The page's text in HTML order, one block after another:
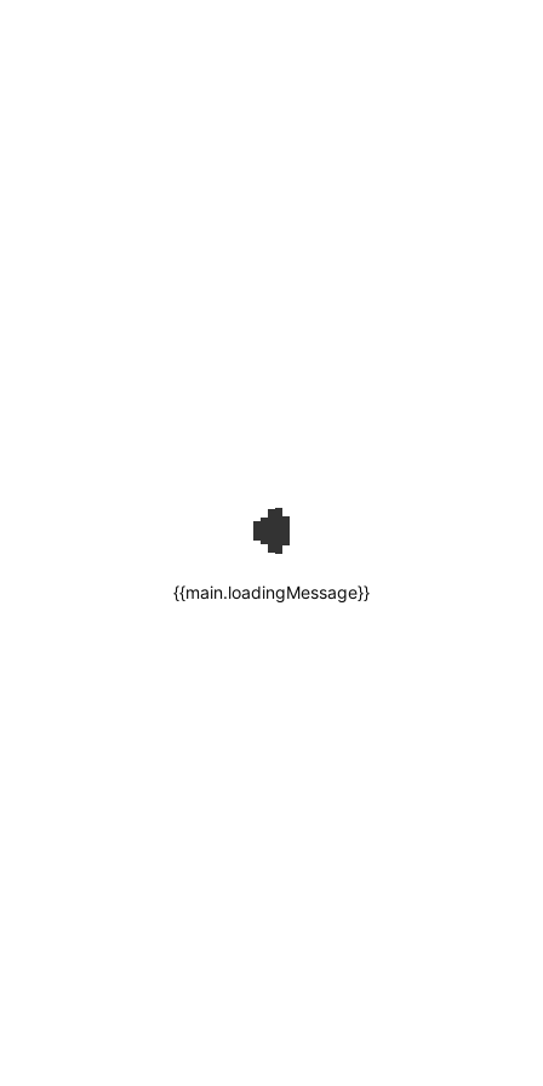
{{main.loadingMessage}}